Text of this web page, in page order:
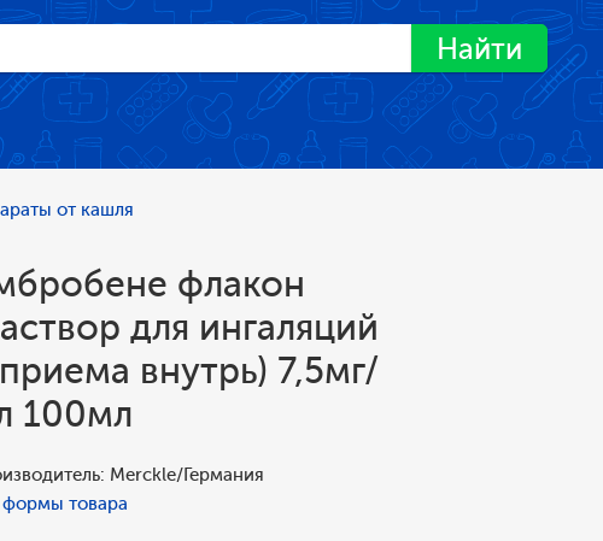
Найти
от кашля
флакон
для ингаляций
внутрь) 7,5мг/
100мл
Merckle/Германия
формы товара